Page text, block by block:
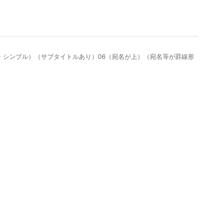
ンプル）（サブタイトルあり）06（宛名が上）（宛名等が罫線形